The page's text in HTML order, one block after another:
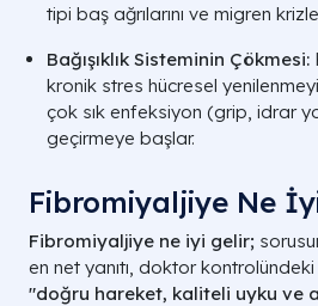
tipi baş ağrılarını ve migren
Bağışıklık Sisteminin Çökmesi:
kronik stres hücresel
çok sık enfeksiyon (grip, idrar
geçirmeye başlar.
Fibromiyaljiye Ne
Fibromiyaljiye ne iyi gelir;
en net yanıtı, doktor
"doğru hareket, kaliteli uyku ve